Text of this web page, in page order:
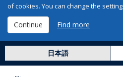
of cookies. You can change the
Continue Find more
日本語